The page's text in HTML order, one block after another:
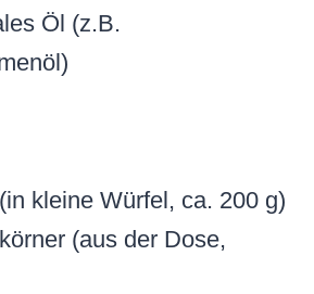
Öl (z.B.
kleine Würfel, ca. 200 g)
(aus der Dose,